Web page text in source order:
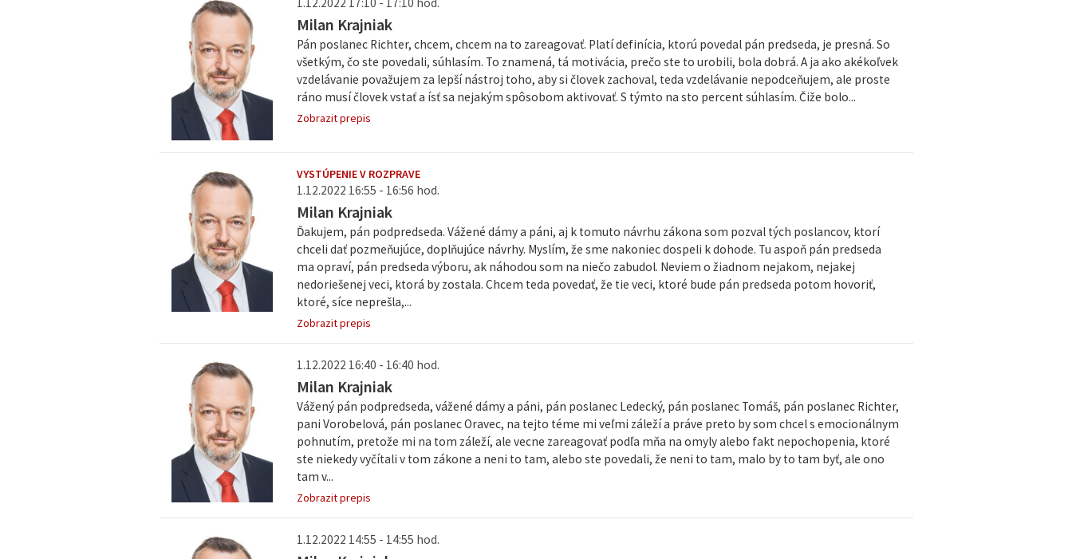
Milan Krajniak
Pán poslanec Richter, chcem, chcem na to zareagovať. Platí definícia, ktorú povedal pán predseda, je presná. So
všetkým, čo ste povedali, súhlasím. To znamená, tá motivácia, prečo ste to urobili, bola dobrá. A ja ako akékoľvek
vzdelávanie považujem za lepší nástroj toho, aby si človek zachoval, teda vzdelávanie nepodceňujem, ale proste
ráno musí človek vstať a ísť sa nejakým spôsobom aktivovať. S týmto na sto percent súhlasím. Čiže bolo...
Zobrazit prepis
VYSTÚPENIE V ROZPRAVE
1.12.2022 16:55 - 16:56 hod.
Milan Krajniak
Ďakujem, pán podpredseda. Vážené dámy a páni, aj k tomuto návrhu zákona som pozval tých poslancov, ktorí
chceli dať pozmeňujúce, doplňujúce návrhy. Myslím, že sme nakoniec dospeli k dohode. Tu aspoň pán predseda
ma opraví, pán predseda výboru, ak náhodou som na niečo zabudol. Neviem o žiadnom nejakom, nejakej
nedoriešenej veci, ktorá by zostala. Chcem teda povedať, že tie veci, ktoré bude pán predseda potom hovoriť,
ktoré, síce neprešla,...
Zobrazit prepis
1.12.2022 16:40 - 16:40 hod.
Milan Krajniak
Vážený pán podpredseda, vážené dámy a páni, pán poslanec Ledecký, pán poslanec Tomáš, pán poslanec Richter,
pani Vorobelová, pán poslanec Oravec, na tejto téme mi veľmi záleží a práve preto by som chcel s emocionálnym
pohnutím, pretože mi na tom záleží, ale vecne zareagovať podľa mňa na omyly alebo fakt nepochopenia, ktoré
ste niekedy vyčítali v tom zákone a neni to tam, alebo ste povedali, že neni to tam, malo by to tam byť, ale ono
tam v...
Zobrazit prepis
1.12.2022 14:55 - 14:55 hod.